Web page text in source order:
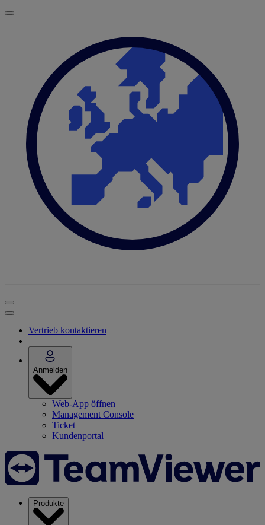
Vertrieb kontaktieren
Anmelden
Web-App öffnen
Management Console
Ticket
Kundenportal
Produkte